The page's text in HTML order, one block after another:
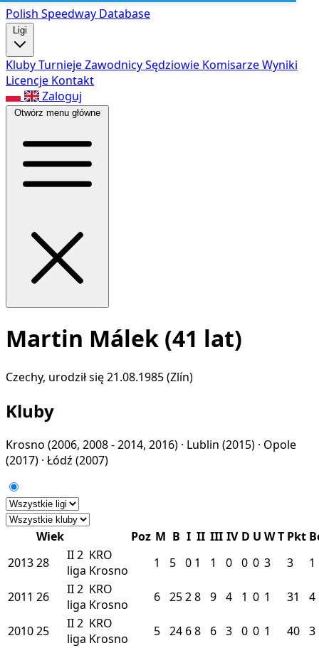
Polish Speedway Database
Ligi
KlubyTurniejeZawodnicySędziowie KomisarzeWyniki
Licencje Kontakt
Zaloguj
Otwórz menu główne
Martin Málek (41 lat)
Czechy, urodził się 21.08.1985 (Zlín)
Kluby
Krosno (2006, 2008 - 2014, 2016) · Lublin (2015) · Opole
(2017) · Łódź (2007)
Wiek Poz M B I II III IV D U WT Pkt
201328 II2
liga
KRO
Krosno
1 5 0 1 1 0 0 0 3 3 1
2011 26 II2
liga
KRO
Krosno
6 2528 9 4 1 0 1 31 4
201025 II2
liga
KRO
Krosno
5 24 68 6 3 0 0 1 40 3